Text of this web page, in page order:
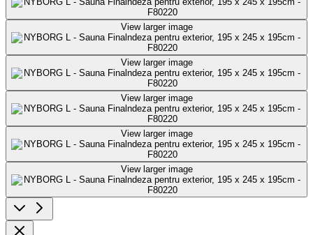
View larger image
View larger image
View larger image
View larger image
View larger image